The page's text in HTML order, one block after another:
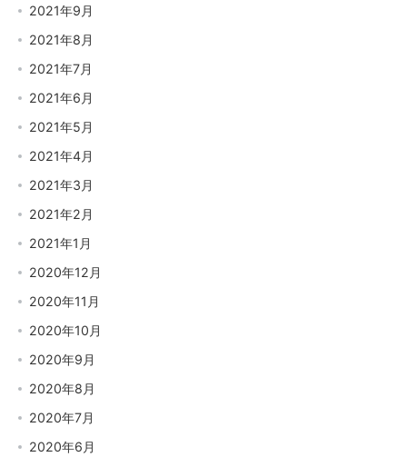
2021年9月
2021年8月
2021年7月
2021年6月
2021年5月
2021年4月
2021年3月
2021年2月
2021年1月
2020年12月
2020年11月
2020年10月
2020年9月
2020年8月
2020年7月
2020年6月